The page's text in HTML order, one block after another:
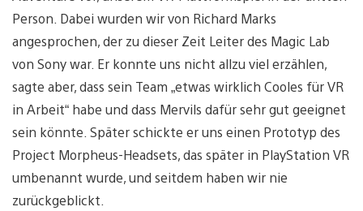
Person. Dabei wurden wir von Richard Marks
angesprochen, der zu dieser Zeit Leiter des Magic Lab
von Sony war. Er konnte uns nicht allzu viel erzählen,
sagte aber, dass sein Team „etwas wirklich Cooles für VR
in Arbeit“ habe und dass Mervils dafür sehr gut geeignet
sein könnte. Später schickte er uns einen Prototyp des
Project Morpheus-Headsets, das später in PlayStation VR
umbenannt wurde, und seitdem haben wir nie
zurückgeblickt.